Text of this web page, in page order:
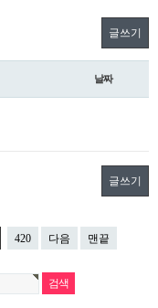
글쓰기
날짜
글쓰기
420 다음 맨끝